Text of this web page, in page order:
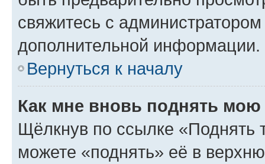
свяжитесь с
дополнительной информации.
Вернуться к началу
Как мне вновь поднять мою
Щёлкнув по ссылке «Поднять
можете «поднять» её в